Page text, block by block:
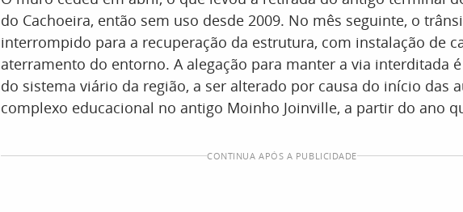
do Cachoeira, então sem uso desde 2009. No mês seguinte, o
interrompido para a recuperação da estrutura, com instalação de
aterramento do entorno. A alegação para manter a via interditada
do sistema viário da região, a ser alterado por causa do início das
complexo educacional no antigo Moinho Joinville, a partir do ano
CONTINUA APÓS A PUBLICIDADE